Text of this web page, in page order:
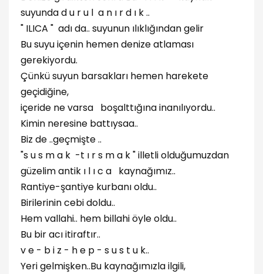
suyunda d u r u l a n ı r d ı k ..
" ILICA " adı da.. suyunun ılıklığından gelir
Bu suyu içenin hemen denize atlaması
gerekiyordu.
Çünkü suyun barsakları hemen harekete
geçidiğine,
içeride ne varsa boşalttığına inanılıyordu..
Kimin neresine battıysaa..
Biz de ..geçmişte ..
"s u s m a k -t ı r s m a k " illetli olduğumuzdan
güzelim antik ı l ı c a kaynağımız..
Rantiye-şantiye kurbanı oldu..
Birilerinin cebi doldu..
Hem vallahi.. hem billahi öyle oldu..
Bu bir acı itiraftır..
v e - b i z - h e p - s u s t u k..
Yeri gelmişken..Bu kaynağımızla ilgili,